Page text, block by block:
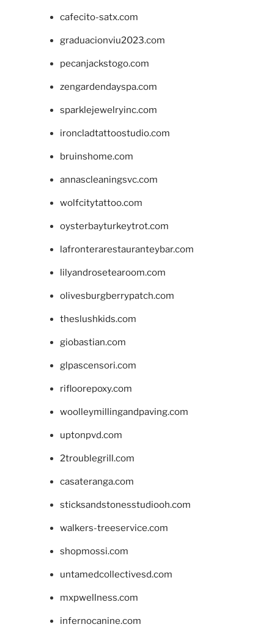
cafecito-satx.com
graduacionviu2023.com
pecanjackstogo.com
zengardendayspa.com
sparklejewelryinc.com
ironcladtattoostudio.com
bruinshome.com
annascleaningsvc.com
wolfcitytattoo.com
oysterbayturkeytrot.com
lafronterarestauranteybar.com
lilyandrosetearoom.com
olivesburgberrypatch.com
theslushkids.com
giobastian.com
glpascensori.com
rifloorepoxy.com
woolleymillingandpaving.com
uptonpvd.com
2troublegrill.com
casateranga.com
sticksandstonesstudiooh.com
walkers-treeservice.com
shopmossi.com
untamedcollectivesd.com
mxpwellness.com
infernocanine.com